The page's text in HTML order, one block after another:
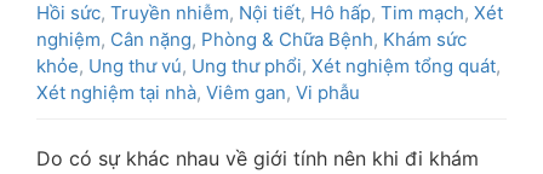
Hồi sức, Truyền nhiễm, Nội tiết, Hô hấp, Tim mạch, Xét
nghiệm, Cân nặng, Phòng & Chữa Bệnh, Khám sức
khỏe, Ung thư vú, Ung thư phổi, Xét nghiệm tổng quát,
Xét nghiệm tại nhà, Viêm gan, Vi phẫu
Do có sự khác nhau về giới tính nên khi đi khám